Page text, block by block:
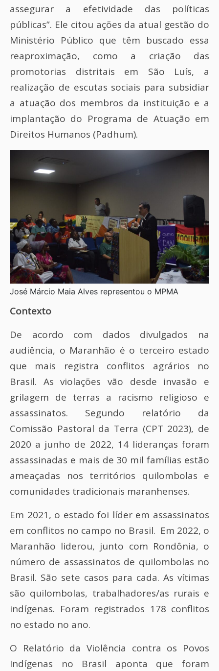
assegurar a efetividade das políticas
públicas”. Ele citou ações da atual gestão do
Ministério Público que têm buscado essa
reaproximação, como a criação das
promotorias distritais em São Luís, a
realização de escutas sociais para subsidiar
a atuação dos membros da instituição e a
implantação do Programa de Atuação em
Direitos Humanos (Padhum).
José Márcio Maia Alves representou o MPMA
Contexto
De acordo com dados divulgados na
audiência, o Maranhão é o terceiro estado
que mais registra conflitos agrários no
Brasil. As violações vão desde invasão e
grilagem de terras a racismo religioso e
assassinatos. Segundo relatório da
Comissão Pastoral da Terra (CPT 2023), de
2020 a junho de 2022, 14 lideranças foram
assassinadas e mais de 30 mil famílias estão
ameaçadas nos territórios quilombolas e
comunidades tradicionais maranhenses.
Em 2021, o estado foi líder em assassinatos
em conflitos no campo no Brasil. Em 2022, o
Maranhão liderou, junto com Rondônia, o
número de assassinatos de quilombolas no
Brasil. São sete casos para cada. As vítimas
são quilombolas, trabalhadores/as rurais e
indígenas. Foram registrados 178 conflitos
no estado no ano.
O Relatório da Violência contra os Povos
Indígenas no Brasil aponta que foram